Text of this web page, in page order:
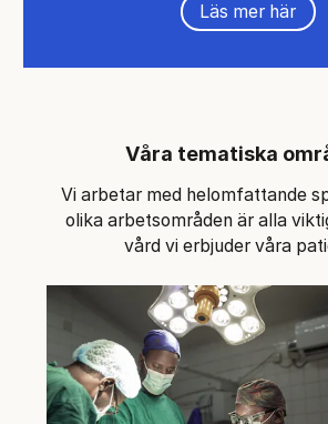
Läs mer här
Våra tematiska
Vi arbetar med helomfattande
olika arbetsområden är alla
vård vi erbjuder våra